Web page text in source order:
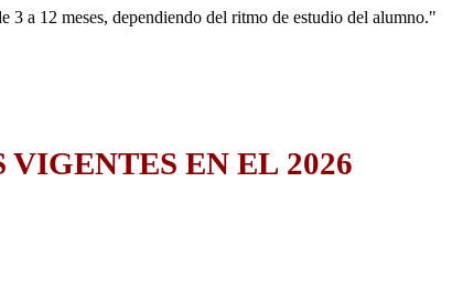
a 12 meses, dependiendo del ritmo de estudio del alumno."
EN EL 2026